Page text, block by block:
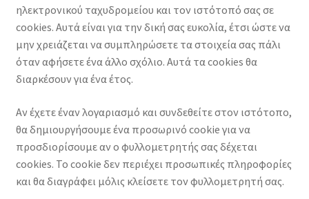
ηλεκτρονικού ταχυδρομείου και τον ιστότοπό σας σε
cookies. Αυτά είναι για την δική σας ευκολία, έτσι ώστε να
μην χρειάζεται να συμπληρώσετε τα στοιχεία σας πάλι
όταν αφήσετε ένα άλλο σχόλιο. Αυτά τα cookies θα
διαρκέσουν για ένα έτος.
Αν έχετε έναν λογαριασμό και συνδεθείτε στον ιστότοπο,
θα δημιουργήσουμε ένα προσωρινό cookie για να
προσδιορίσουμε αν ο φυλλομετρητής σας δέχεται
cookies. Το cookie δεν περιέχει προσωπικές πληροφορίες
και θα διαγράφει μόλις κλείσετε τον φυλλομετρητή σας.